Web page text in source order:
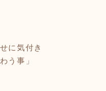
に気付き
う事」